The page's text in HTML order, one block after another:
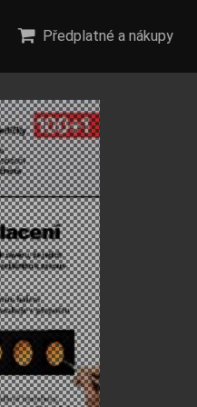
Předplatné a nákupy